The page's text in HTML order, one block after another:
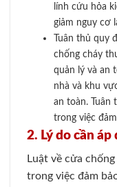
lính cứu hỏa
giảm nguy cơ
Tuân thủ quy
chống cháy
quản lý và an
nhà và khu
an toàn. Tuân
trong việc
2. Lý do cần
Luật về cửa
trong việc đảm